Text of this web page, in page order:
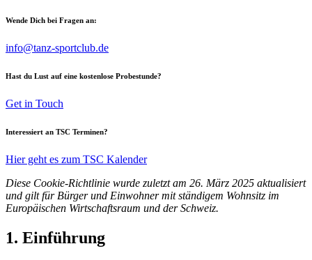
Wende Dich bei Fragen an:
info@tanz-sportclub.de
Hast du Lust auf eine kostenlose Probestunde?
Get in Touch
Interessiert an TSC Terminen?
Hier geht es zum TSC Kalender
Diese Cookie-Richtlinie wurde zuletzt am 26. März 2025 aktualisiert
und gilt für Bürger und Einwohner mit ständigem Wohnsitz im
Europäischen Wirtschaftsraum und der Schweiz.
1. Einführung